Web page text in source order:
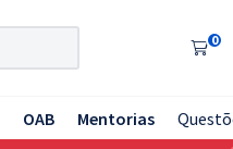
0
OAB Mentorias